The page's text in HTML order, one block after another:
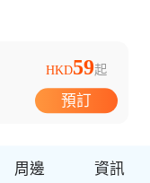
HKD59起
預訂
周邊 資訊